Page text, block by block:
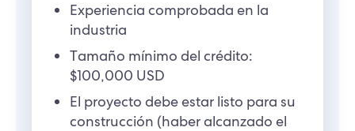
Experiencia comprobada en la
industria
Tamaño mínimo del crédito:
$100,000 USD
El proyecto debe estar listo para su
construcción (haber alcanzado el